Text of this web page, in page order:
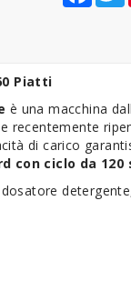
Piatti
è una macchina
recentemente
di carico
con ciclo da 120